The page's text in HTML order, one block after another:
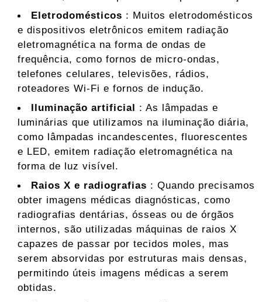
Eletrodomésticos : Muitos eletrodomésticos
e dispositivos eletrônicos emitem radiação
eletromagnética na forma de ondas de
frequência, como fornos de micro-ondas,
telefones celulares, televisões, rádios,
roteadores Wi-Fi e fornos de indução.
Iluminação artificial : As lâmpadas e
luminárias que utilizamos na iluminação diária,
como lâmpadas incandescentes, fluorescentes
e LED, emitem radiação eletromagnética na
forma de luz visível.
Raios X e radiografias : Quando precisamos
obter imagens médicas diagnósticas, como
radiografias dentárias, ósseas ou de órgãos
internos, são utilizadas máquinas de raios X
capazes de passar por tecidos moles, mas
serem absorvidas por estruturas mais densas,
permitindo úteis imagens médicas a serem
obtidas.